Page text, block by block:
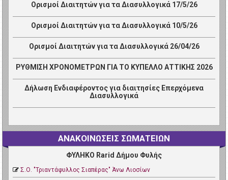
Ορισμοί Διαιτητών για τα Διασυλλογικά 17/5/26
Ορισμοί Διαιτητών για τα Διασυλλογικά 10/5/26
Ορισμοί Διαιτητών για τα Διασυλλογικά 26/04/26
ΡΥΘΜΙΣΗ ΧΡΟΝΟΜΕΤΡΩΝ ΓΙΑ ΤΟ ΚΥΠΕΛΛΟ ΑΤΤΙΚΗΣ 2026
Δήλωση Ενδιαφέροντος για διαιτησίες Επερχόμενα
Διασυλλογικά
ΑΝΑΚΟΙΝΩΣΕΙΣ ΣΩΜΑΤΕΙΩΝ
ΦΥΛΗΚΟ Rarid Δήμου Φυλής
Σ.Ο. "Τριαντάφυλλος Σιαπέρας" Άνω Λιοσίων